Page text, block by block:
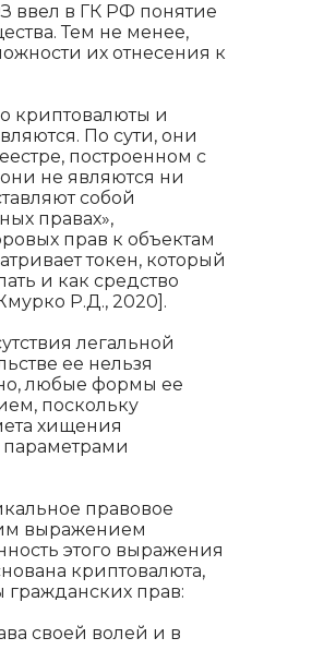
ввел в ГК РФ понятие
Тем не менее,
их отнесения к
криптовалюты и
По сути, они
построенном с
не являются ни
собой
правах»,
прав к объектам
токен, который
и как средство
Р.Д., 2020].
легальной
ее нельзя
любые формы ее
поскольку
хищения
правовое
выражением
этого выражения
криптовалюта,
гражданских прав:
своей волей и в